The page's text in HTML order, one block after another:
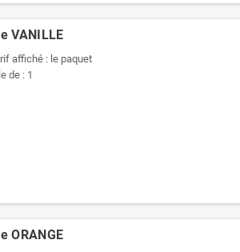
VANILLE
affiché : le paquet
de : 1
ORANGE